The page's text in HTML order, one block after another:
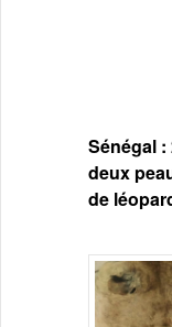
Sénégal
deux
de